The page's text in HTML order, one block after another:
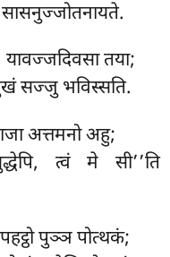
तया;
सज्जु भविस्सति.
अत्तमनो अहु;
त्वं मे सी’’ति
पुञ्ञ पोत्थकं;